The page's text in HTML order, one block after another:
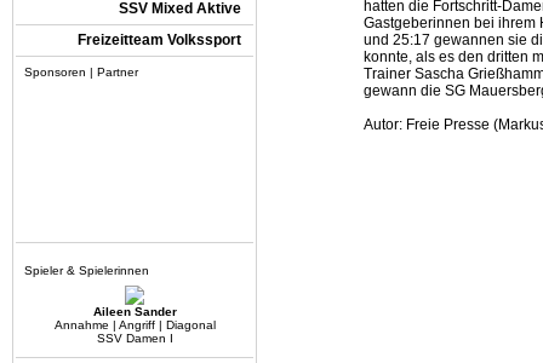
SSV Mixed Aktive
Freizeitteam Volkssport
Sponsoren | Partner
Spieler & Spielerinnen
Aileen Sander
Annahme | Angriff | Diagonal
SSV Damen I
hatten die Fortschritt-
Gastgeberinnen bei ihrem
und 25:17 gewannen sie
konnte, als es den dritten
Trainer Sascha
gewann die SG
Autor: Freie Presse